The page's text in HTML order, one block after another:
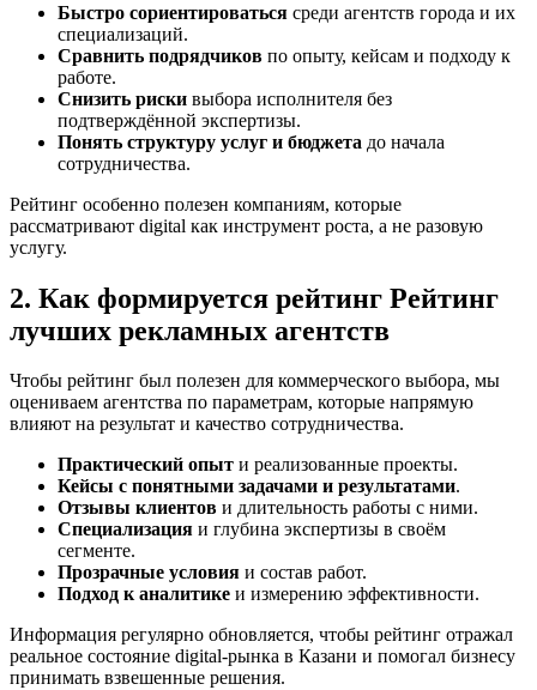
Быстро сориентироваться среди агентств города и их
специализаций.
Сравнить подрядчиков по опыту, кейсам и подходу к
работе.
Снизить риски выбора исполнителя без
подтверждённой экспертизы.
Понять структуру услуг и бюджета до начала
сотрудничества.
Рейтинг особенно полезен компаниям, которые
рассматривают digital как инструмент роста, а не разовую
услугу.
2. Как формируется рейтинг Рейтинг
лучших рекламных агентств
Чтобы рейтинг был полезен для коммерческого выбора, мы
оцениваем агентства по параметрам, которые напрямую
влияют на результат и качество сотрудничества.
Практический опыт и реализованные проекты.
Кейсы с понятными задачами и результатами.
Отзывы клиентов и длительность работы с ними.
Специализация и глубина экспертизы в своём
сегменте.
Прозрачные условия и состав работ.
Подход к аналитике и измерению эффективности.
Информация регулярно обновляется, чтобы рейтинг отражал
реальное состояние digital-рынка в Казани и помогал бизнесу
принимать взвешенные решения.